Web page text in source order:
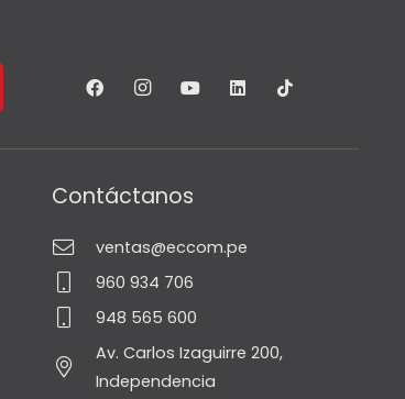
Contáctanos
ventas@eccom.pe
960 934 706
948 565 600
Av. Carlos Izaguirre 200,
Independencia